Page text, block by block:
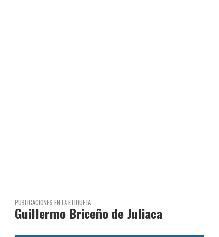
PUBLICACIONES EN LA ETIQUETA
Guillermo Briceño de Juliaca